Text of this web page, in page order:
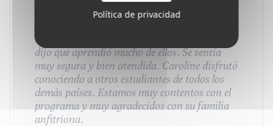
Rouen. Le gustaba especialmente la familia y
dijo que aprendió mucho de ellos. Se sentía
muy segura y bien atendida. Caroline disfrutó
conociendo a otros estudiantes de todos los
demás países. Estamos muy contentos con el
programa y muy agradecidos con su familia
anfitriona.
Política de privacidad